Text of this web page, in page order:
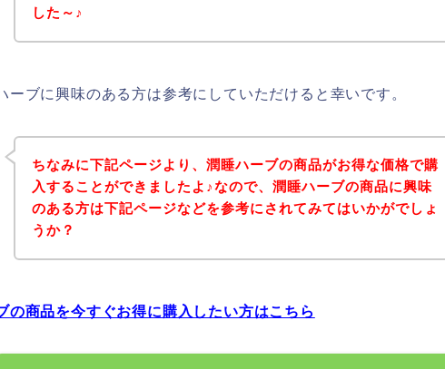
した～♪
ーブに興味のある方は参考にしていただけると幸いです。
ちなみに下記ページより、潤睡ハーブの商品がお得な価格で購
入することができましたよ♪なので、潤睡ハーブの商品に興味
のある方は下記ページなどを参考にされてみてはいかがでしょ
うか？
の商品を今すぐお得に購入したい方はこちら